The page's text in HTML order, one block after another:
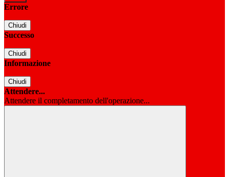
Errore
Chiudi
Successo
Chiudi
Informazione
Chiudi
Attendere...
Attendere il completamento dell'operazione...